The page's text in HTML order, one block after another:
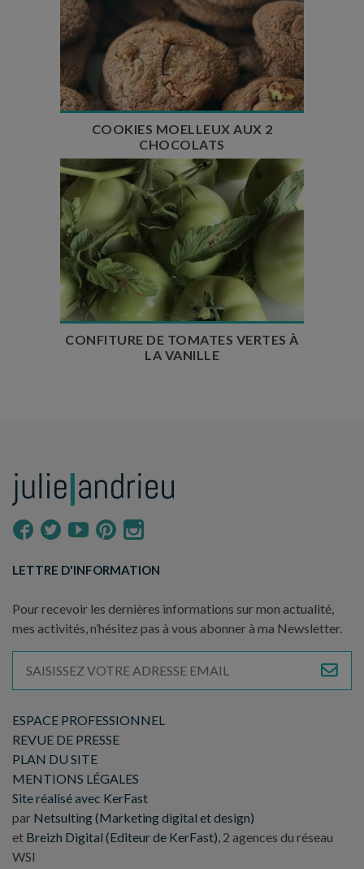
Temps de préparation : 15 min
Temps de cuisson : 13 min
Temps de repos : 1h
Nombre de couverts : 20 cookies
COOKIES MOELLEUX AUX 2
CHOCOLATS
Temps de préparation : 30 min
Temps de cuisson : 1h45
Temps de repos : 24h
Nombre de couverts : 4 pots
CONFITURE DE TOMATES VERTES À
LA VANILLE
ESPACE PROFESSIONNEL
REVUE DE PRESSE
PLAN DU SITE
MENTIONS LÉGALES
Site réalisé avec KerFast
par Netsulting (Marketing digital et design)
et Breizh Digital (Editeur de KerFast), 2 agences du réseau
WSI
LETTRE D'INFORMATION
Pour recevoir les dernières informations sur mon actualité,
mes activités, n’hésitez pas à vous abonner à ma Newsletter.